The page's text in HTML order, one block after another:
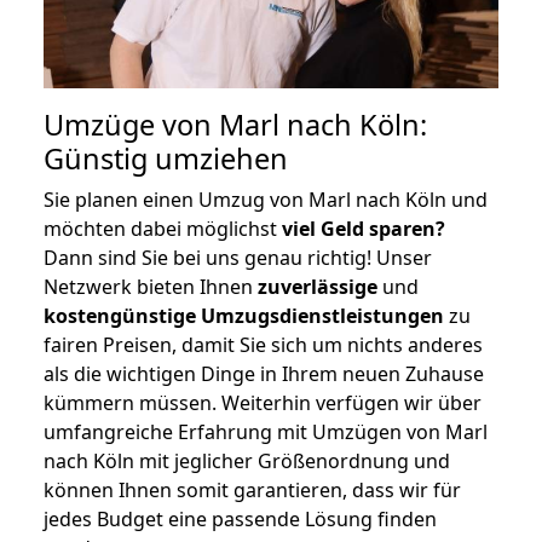
Umzüge von Marl nach Köln:
Günstig umziehen
Sie planen einen Umzug von Marl nach Köln und
möchten dabei möglichstviel Geld sparen?
Dann sind Sie bei uns genau richtig! Unser
Netzwerk bieten Ihnen zuverlässige und
kostengünstige Umzugsdienstleistungen zu
fairen Preisen, damit Sie sich um nichts anderes
als die wichtigen Dinge in Ihrem neuen Zuhause
kümmern müssen. Weiterhin verfügen wir über
umfangreiche Erfahrung mit Umzügen von Marl
nach Köln mit jeglicher Größenordnung und
können Ihnen somit garantieren, dass wir für
jedes Budget eine passende Lösung finden